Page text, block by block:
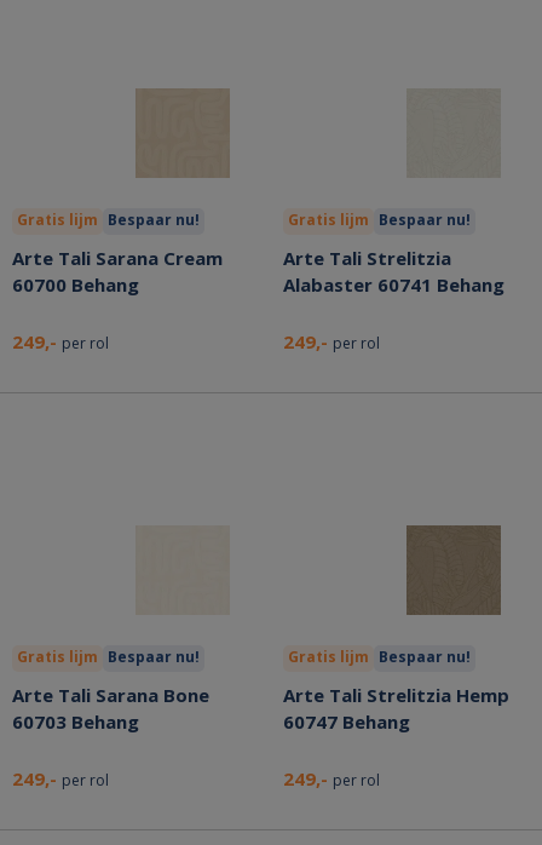
Gratis lijm Bespaar nu!
Arte Tali Sarana Cream
60700 Behang
249,- per rol
Gratis lijm Bespaar nu!
Arte Tali Strelitzia
Alabaster 60741 Behang
249,- per rol
Gratis lijm Bespaar nu!
Arte Tali Sarana Bone
60703 Behang
249,- per rol
Gratis lijm Bespaar nu!
Arte Tali Strelitzia Hemp
60747 Behang
249,- per rol